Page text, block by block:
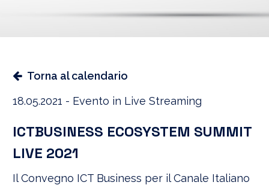
Torna al calendario
18.05.2021 - Evento in Live Streaming
ICTBUSINESS ECOSYSTEM SUMMIT
LIVE 2021
Il Convegno ICT Business per il Canale Italiano